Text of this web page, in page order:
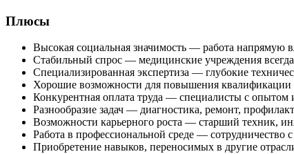
Плюсы
Высокая социальная значимость — работа напрямую
Стабильный спрос — медицинские учреждения
Специализированная экспертиза — глубокие
Хорошие возможности для повышения
Конкурентная оплата труда — специалисты с опытом
Разнообразие задач — диагностика, ремонт,
Возможности карьерного роста — старший техник,
Работа в профессиональной среде —
Приобретение навыков, переносимых в другие